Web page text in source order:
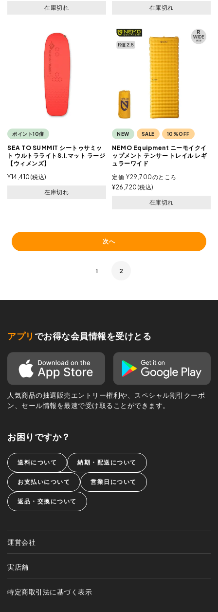
在庫切れ 在庫切れ
ポイント10倍
SEA TO SUMMIT シートゥサミッ
ト ウルトラライトS.I.マット ラージ
【ウィメンズ】
¥14,410 税込
在庫切れ
NEW SALE 10%OFF
NEMO Equipment ニーモイクイ
ップメント テンサー トレイル レギ
ュラーワイド
定価 ¥29,700のところ
¥26,720 税込
在庫切れ
次へ
1 2
アプリ でお得な会員情報を受けとる
人気商品の抽選販売エントリー権利や、スペシャル割引クーポ
ン、セール情報を最速で受け取ることができます。
お困りですか？
送料について 納期・配送について
お支払いについて 営業日について
返品・交換について
運営会社
実店舗
特定商取引法に基づく表示